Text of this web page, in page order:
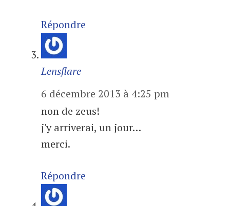
Répondre
Lensflare
6 décembre 2013 à 4:25 pm
non de zeus!
j'y arriverai, un jour…
merci.
Répondre